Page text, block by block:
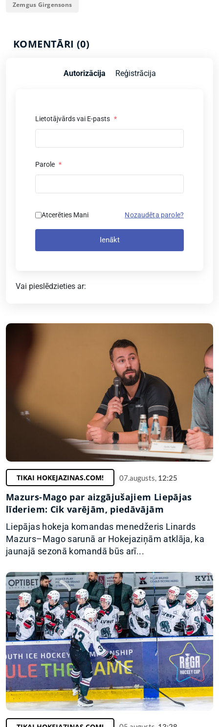
Zemgus Girgensons
KOMENTĀRI (0)
Autorizācija Reģistrācija
Lietotājvārds vai E-pasts *
Parole *
Atcerēties Mani Nozaudēta parole?
Ienākt
Vai pieslēdzieties ar:
TIKAI HOKEJAZINAS.COM! 07.augusts, 12:25
Mazurs-Mago par aizgājušajiem Liepājas
līderiem: Cik varējām, piedāvājām
Liepājas hokeja komandas menedžeris Linards
Mazurs–Mago sarunā ar Hokejaziņām atklāja, ka
jaunajā sezonā komandā būs arī...